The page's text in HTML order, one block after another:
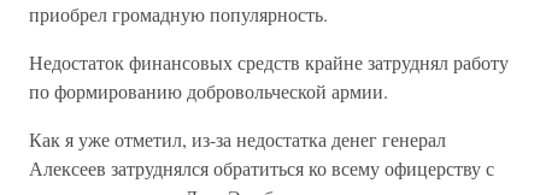
приобрел громадную популярность.
Недостаток финансовых средств крайне затруднял работу
по формированию добровольческой армии.
Как я уже отметил, из-за недостатка денег генерал
Алексеев затруднялся обратиться ко всему офицерству с